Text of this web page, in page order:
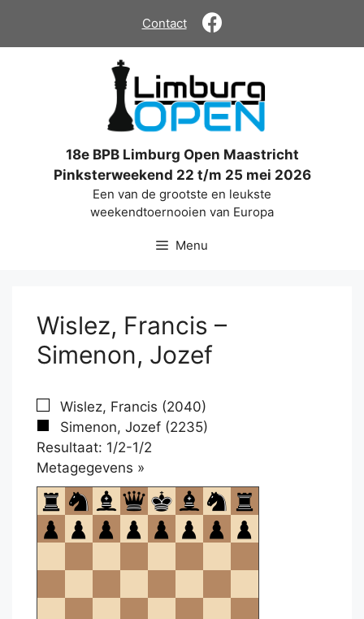
de
Contact
18e BPB Limburg Open Maastricht
Pinksterweekend 22 t/m 25 mei 2026
Een van de grootste en leukste
weekendtoernooien van Europa
Menu
Wislez, Francis –
Simenon, Jozef
Wislez, Francis (2040)
Simenon, Jozef (2235)
Resultaat: 1/2-1/2
Metagegevens »
om
te
openen.